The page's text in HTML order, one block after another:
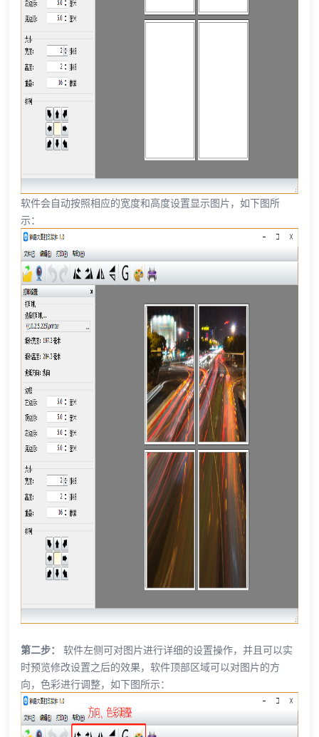
软件会自动按照相应的宽度和高度设置显示图片，如下图所
示：
第二步：
软件左侧可对图片进行详细的设置操作，并且可以实
时预览修改设置之后的效果，软件顶部区域可以对图片的方
向，色彩进行调整，如下图所示：